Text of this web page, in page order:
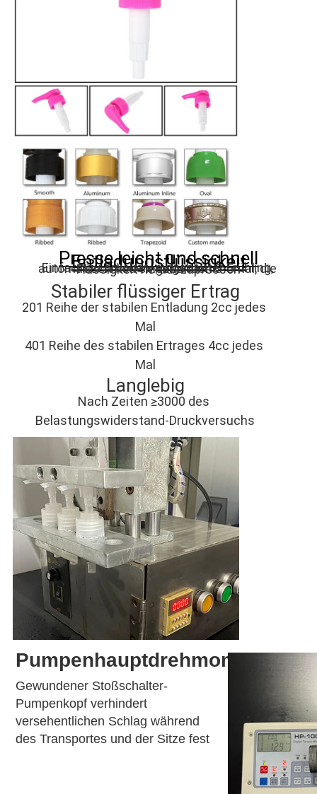
Presse leicht und schnell
Entladungsflüssigkeit
Einfach zu drücken, eingebauter Frühling, automatisch neu eingebunden 3-5mal, die Flüssigkeit herauszupressen
Stabiler flüssiger Ertrag
201 Reihe der stabilen Entladung 2cc jedes
Mal
401 Reihe des stabilen Ertrages 4cc jedes
Mal
Langlebig
Nach Zeiten ≥3000 des
Belastungswiderstand-Druckversuchs
Pumpenhauptdrehmomenttest
Gewundener Stoßschalter-
Pumpenkopf verhindert
versehentlichen Schlag während
des Transportes und der Sitze fest